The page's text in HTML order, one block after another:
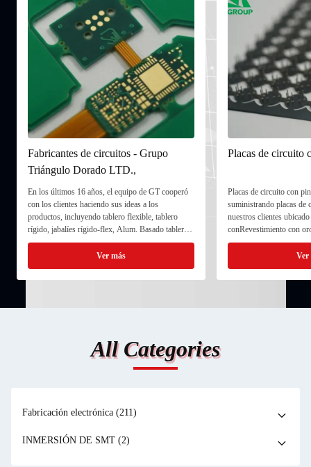
Fabricantes de circuitos - Grupo
Triángulo Dorado LTD.,
En los últimos 16 años, el equipo de GT cooperó
con los clientes haciendo sus ideas a los
productos, incluyendo tablero flexible, tablero
rígido, jabalíes rígido-flex, Alum. Basado tableros
con éxito; GT proporciona continuamente el
servicio experimentado de investigación y
desarrollo a los clientes...
Ver más
Placas de circuito
Placas de circuito con
suministrando placas de
nuestros clientes
conRevestimiento con
rutas de profundidaden
administración del
Ocasionalmente, en una
Ver
All Categories
Fabricación electrónica (211)
INMERSIÓN DE SMT (2)